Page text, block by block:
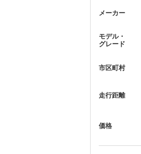
メーカー
モデル・
グレード
市区町村
走行距離
価格